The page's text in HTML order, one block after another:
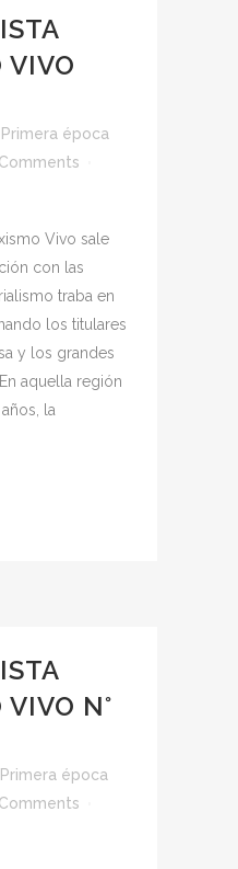
VIVO
Primera época
Vivo sale
con las
traba en
los titulares
y los grandes
aquella región
la
N°
Primera época